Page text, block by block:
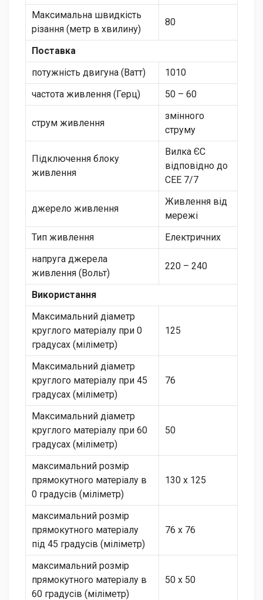
Максимальна швидкість
різання (метр в хвилину)
80
Поставка
потужність двигуна (Ватт)
1010
частота живлення (Герц)
50 – 60
струм живлення
змінного
струму
Підключення блоку
живлення
Вилка ЄС
відповідно до
CEE 7/7
джерело живлення
Живлення від
мережі
Тип живлення
Електричних
напруга джерела
живлення (Вольт)
220 – 240
Використання
Максимальний діаметр
круглого матеріалу при 0
градусах (міліметр)
125
Максимальний діаметр
круглого матеріалу при 45
градусах (міліметр)
76
Максимальний діаметр
круглого матеріалу при 60
градусах (міліметр)
50
максимальний розмір
прямокутного матеріалу в
0 градусів (міліметр)
130 x 125
максимальний розмір
прямокутного матеріалу
під 45 градусів (міліметр)
76 x 76
максимальний розмір
прямокутного матеріалу в
60 градусів (міліметр)
50 x 50